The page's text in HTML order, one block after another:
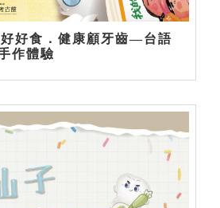
好好食．健康顧牙齒—台語
作體驗